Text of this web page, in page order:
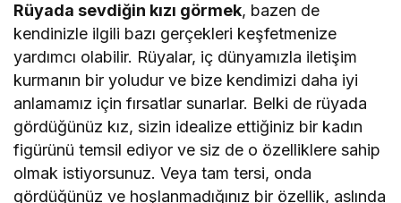
Rüyada sevdiğin kızı görmek, bazen de
kendinizle ilgili bazı gerçekleri keşfetmenize
yardımcı olabilir. Rüyalar, iç dünyamızla iletişim
kurmanın bir yoludur ve bize kendimizi daha iyi
anlamamız için fırsatlar sunarlar. Belki de rüyada
gördüğünüz kız, sizin idealize ettiğiniz bir kadın
figürünü temsil ediyor ve siz de o özelliklere sahip
olmak istiyorsunuz. Veya tam tersi, onda
gördüğünüz ve hoşlanmadığınız bir özellik, aslında